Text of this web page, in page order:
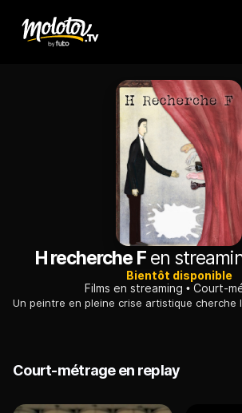
H recherche Fen
Bientôt disponible
Films en streaming
Court-
Court-métrage en replay